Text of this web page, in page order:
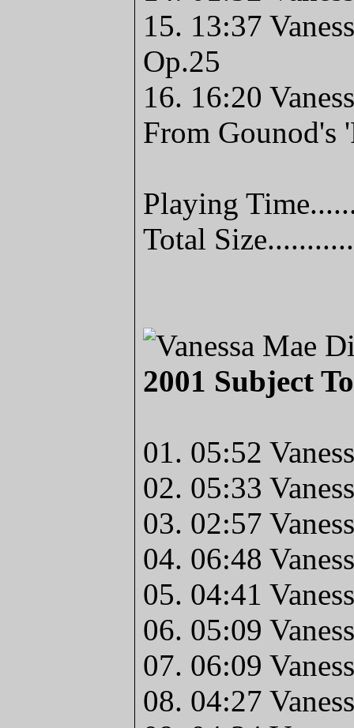
15. 13:37
Op.25
16. 16:20
From Gounod's
Playing
Total
2001 Subject
01. 05:52
02. 05:33
03. 02:57
04. 06:48
05. 04:41
06. 05:09
07. 06:09
08. 04:27